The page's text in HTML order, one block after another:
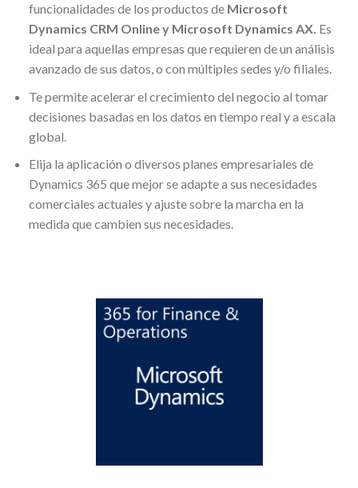
funcionalidades de los productos de Microsoft
Dynamics CRM Online y Microsoft Dynamics AX. Es
ideal para aquellas empresas que requieren de un análisis
avanzado de sus datos, o con múltiples sedes y/o filiales.
Te permite acelerar el crecimiento del negocio al tomar
decisiones basadas en los datos en tiempo real y a escala
global.
Elija la aplicación o diversos planes empresariales de
Dynamics 365 que mejor se adapte a sus necesidades
comerciales actuales y ajuste sobre la marcha en la
medida que cambien sus necesidades.